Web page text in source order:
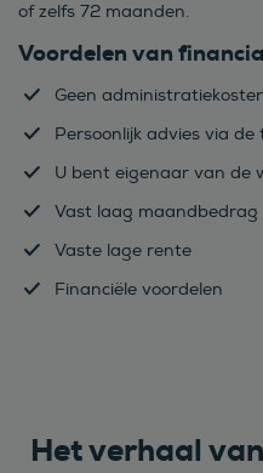
of zelfs 72 maanden.
Voordelen van
Geen
Persoonlijk advies via
U bent eigenaar van de
Vast laag maandbedrag
Vaste lage rente
Financiële voordelen
Het verhaal